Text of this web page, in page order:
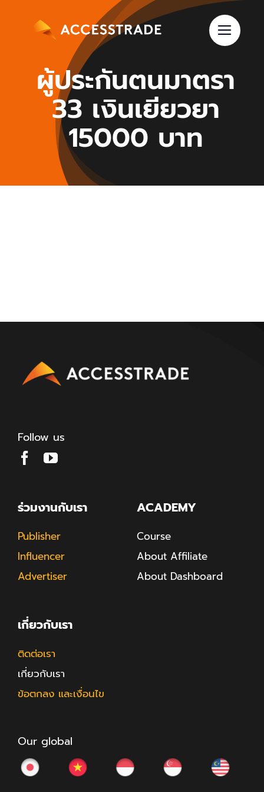
ผู้ประกันตนมาตรา
33 เงินเยียวยา
15000 บาท
Follow us
ร่วมงานกับเรา
Publisher
Influencer
Advertiser
ACADEMY
Course
About Affiliate
About Dashboard
เกี่ยวกับเรา
ติดต่อเรา
เกี่ยวกับเรา
ข้อตกลง และเงื่อนไข
Our global